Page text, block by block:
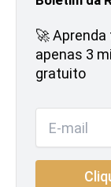
🚀
apenas 3
gratuito